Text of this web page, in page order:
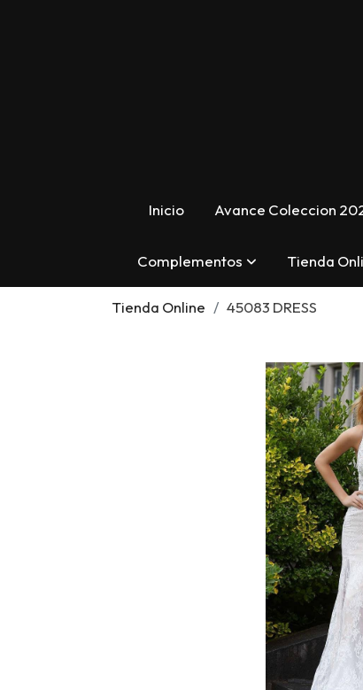
Inicio Avance Coleccion
Complementos Tienda
Tienda Online 45083 DRESS